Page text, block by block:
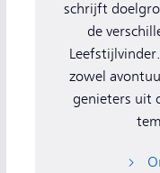
schrijft
de
zowel
genieters uit